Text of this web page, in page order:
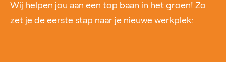
Wij helpen jou aan een top baan in het groen! Zo
zet je de eerste stap naar je nieuwe werkplek: